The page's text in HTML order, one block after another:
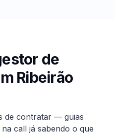
de
Ribeirão
de contratar — guias
call já sabendo o que